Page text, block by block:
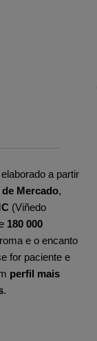
a partir
Mercado,
(Viñedo
180 000
e o encanto
for paciente e
perfil mais
.